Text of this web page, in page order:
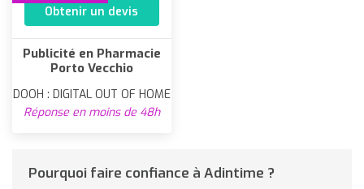
Obtenir un devis
Publicité en Pharmacie
Porto Vecchio
DOOH : DIGITAL OUT OF HOME
Réponse en moins de 48h
Pourquoi faire confiance à Adintime ?